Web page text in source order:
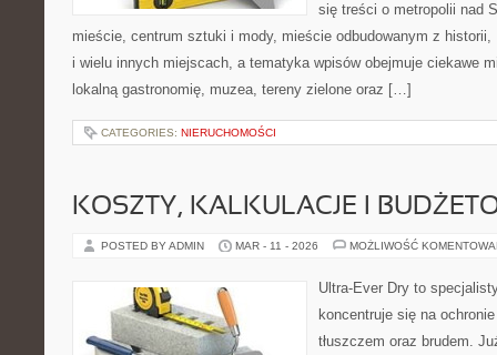
się treści o metropolii nad
mieście, centrum sztuki i mody, mieście odbudowanym z
i wielu innych miejscach, a tematyka wpisów obejmuje ciekawe
lokalną gastronomię, muzea, tereny zielone oraz […]
CATEGORIES: NIERUCHOMOŚCI
KOSZTY, KALKULACJE I
POSTED BY ADMIN MAR - 11 - 2026 MOŻLIWOŚĆ
Ultra-Ever Dry to
koncentruje się na
tłuszczem oraz brudem.